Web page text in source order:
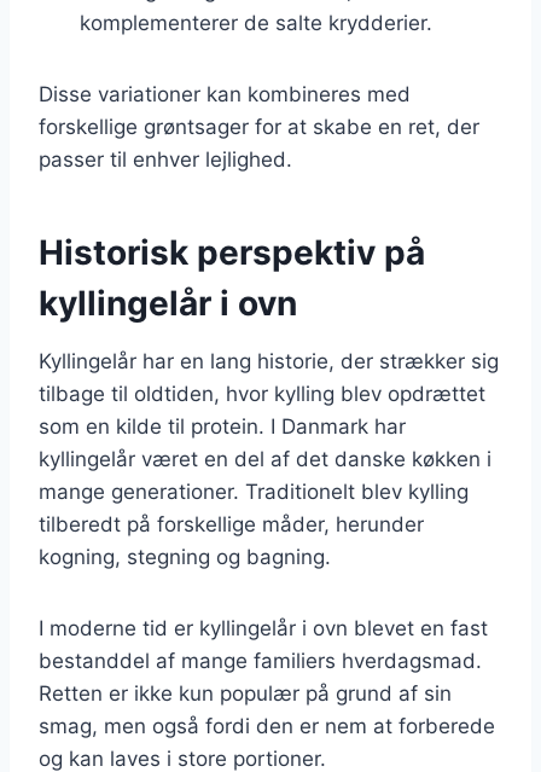
komplementerer de salte krydderier.
Disse variationer kan kombineres med
forskellige grøntsager for at skabe en ret, der
passer til enhver lejlighed.
Historisk perspektiv på
kyllingelår i ovn
Kyllingelår har en lang historie, der strækker sig
tilbage til oldtiden, hvor kylling blev opdrættet
som en kilde til protein. I Danmark har
kyllingelår været en del af det danske køkken i
mange generationer. Traditionelt blev kylling
tilberedt på forskellige måder, herunder
kogning, stegning og bagning.
I moderne tid er kyllingelår i ovn blevet en fast
bestanddel af mange familiers hverdagsmad.
Retten er ikke kun populær på grund af sin
smag, men også fordi den er nem at forberede
og kan laves i store portioner.